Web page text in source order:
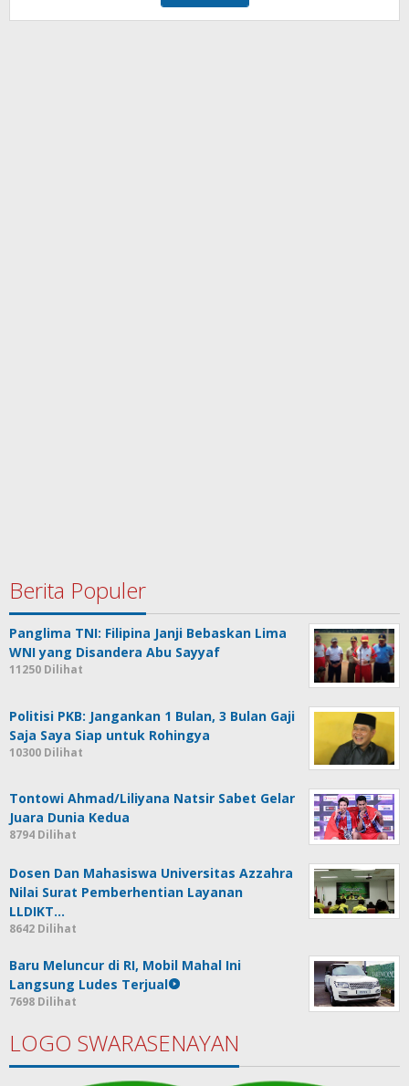
Berita Populer
Panglima TNI: Filipina Janji Bebaskan Lima
WNI yang Disandera Abu Sayyaf
11250 Dilihat
Politisi PKB: Jangankan 1 Bulan, 3 Bulan Gaji
Saja Saya Siap untuk Rohingya
10300 Dilihat
Tontowi Ahmad/Liliyana Natsir Sabet Gelar
Juara Dunia Kedua
8794 Dilihat
Dosen Dan Mahasiswa Universitas Azzahra
Nilai Surat Pemberhentian Layanan
LLDIKT…
8642 Dilihat
Baru Meluncur di RI, Mobil Mahal Ini
Langsung Ludes Terjual
7698 Dilihat
LOGO SWARASENAYAN